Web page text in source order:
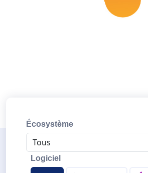
Écosystème
Logiciel